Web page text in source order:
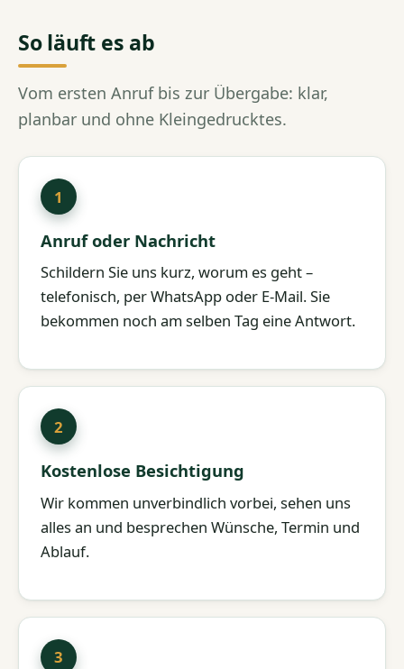
So läuft es ab
Vom ersten Anruf bis zur Übergabe: klar,
planbar und ohne Kleingedrucktes.
Anruf oder Nachricht
Schildern Sie uns kurz, worum es geht –
telefonisch, per WhatsApp oder E-Mail. Sie
bekommen noch am selben Tag eine Antwort.
Kostenlose Besichtigung
Wir kommen unverbindlich vorbei, sehen uns
alles an und besprechen Wünsche, Termin und
Ablauf.